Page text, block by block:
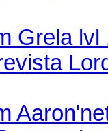
Grela